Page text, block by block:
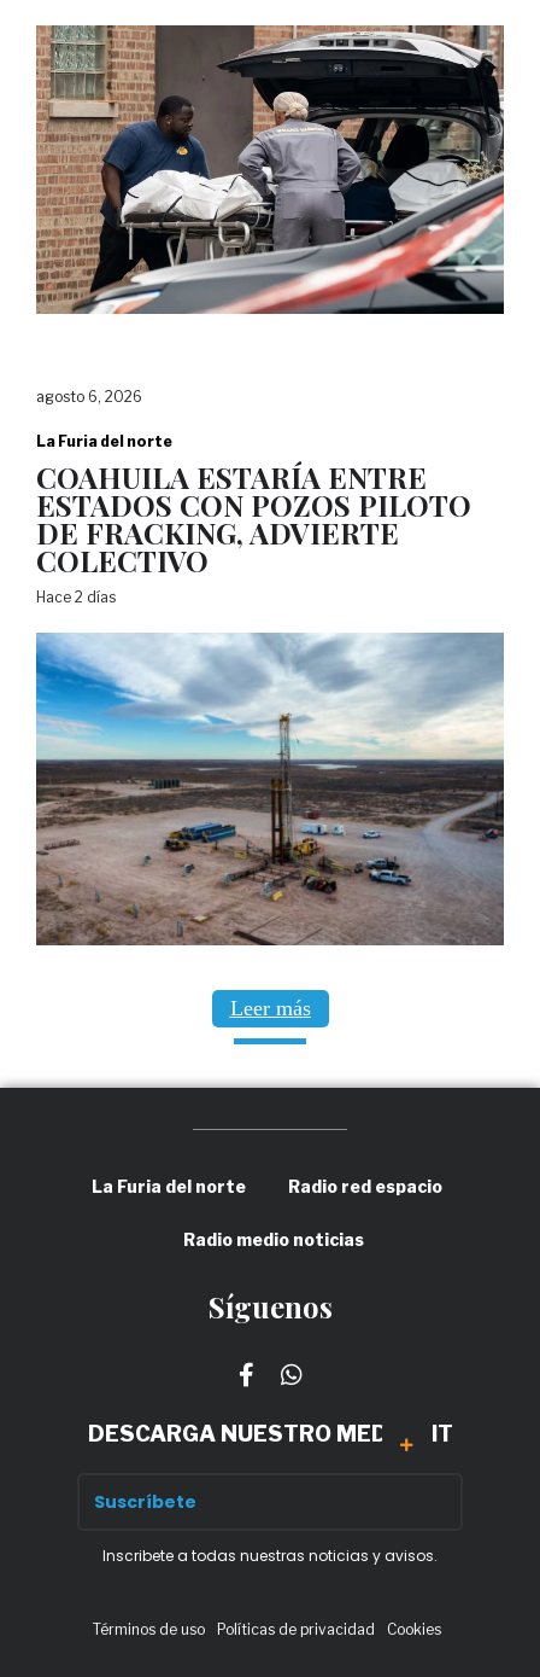
agosto 6, 2026
La Furia del norte
COAHUILA ESTARÍA ENTRE
ESTADOS CON POZOS PILOTO
DE FRACKING, ADVIERTE
COLECTIVO
Hace 2 días
Leer más
La Furia del norte Radio red espacio
Radio medio noticias
Síguenos
DESCARGA NUESTRO MEDIA KIT
Inscribete a todas nuestras noticias y avisos.
Términos de uso Políticas de privacidad Cookies